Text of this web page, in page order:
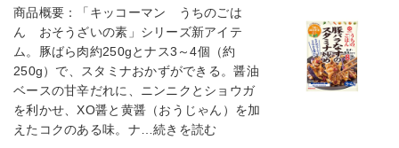
商品概要：「キッコーマン うちのごは
ん おそうざいの素」シリーズ新アイテ
ム。豚ばら肉約250gとナス3～4個（約
250g）で、スタミナおかずができる。醤油
ベースの甘辛だれに、ニンニクとショウガ
を利かせ、XO醤と黄醤（おうじゃん）を加
えたコクのある味。ナ…続きを読む